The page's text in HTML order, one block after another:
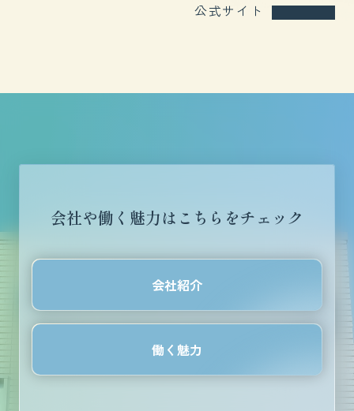
公式サイト
会社や働く魅力はこちらをチェック
会社紹介
働く魅力